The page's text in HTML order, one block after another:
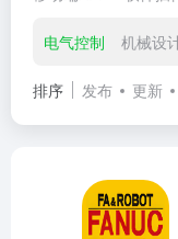
电气控制 机械设
排序 发布 更新